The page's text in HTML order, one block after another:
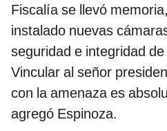
Fiscalía se llevó
instalado nuevas
seguridad e integridad
Vincular al señor
con la amenaza es
agregó Espinoza.